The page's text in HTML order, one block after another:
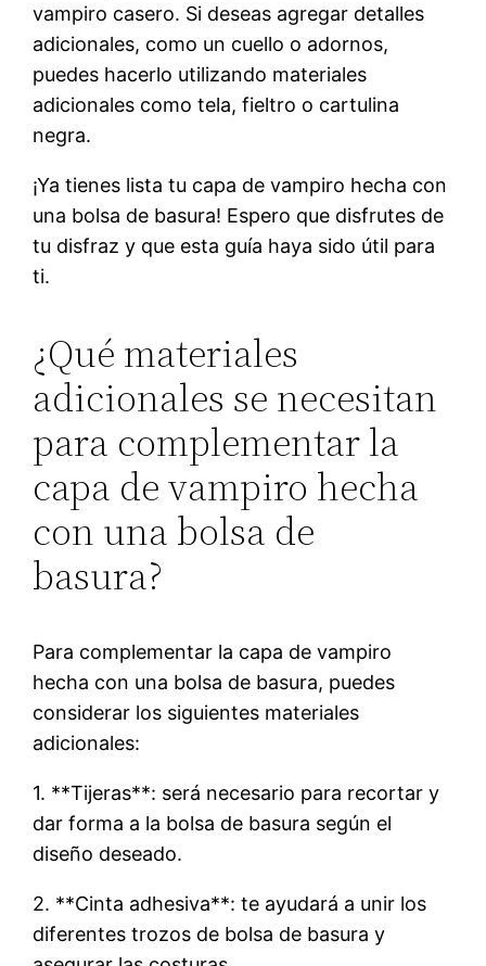
vampiro casero. Si deseas agregar detalles
adicionales, como un cuello o adornos,
puedes hacerlo utilizando materiales
adicionales como tela, fieltro o cartulina
negra.
¡Ya tienes lista tu capa de vampiro hecha con
una bolsa de basura! Espero que disfrutes de
tu disfraz y que esta guía haya sido útil para
ti.
¿Qué materiales
adicionales se necesitan
para complementar la
capa de vampiro hecha
con una bolsa de
basura?
Para complementar la capa de vampiro
hecha con una bolsa de basura, puedes
considerar los siguientes materiales
adicionales:
1. **Tijeras**: será necesario para recortar y
dar forma a la bolsa de basura según el
diseño deseado.
2. **Cinta adhesiva**: te ayudará a unir los
diferentes trozos de bolsa de basura y